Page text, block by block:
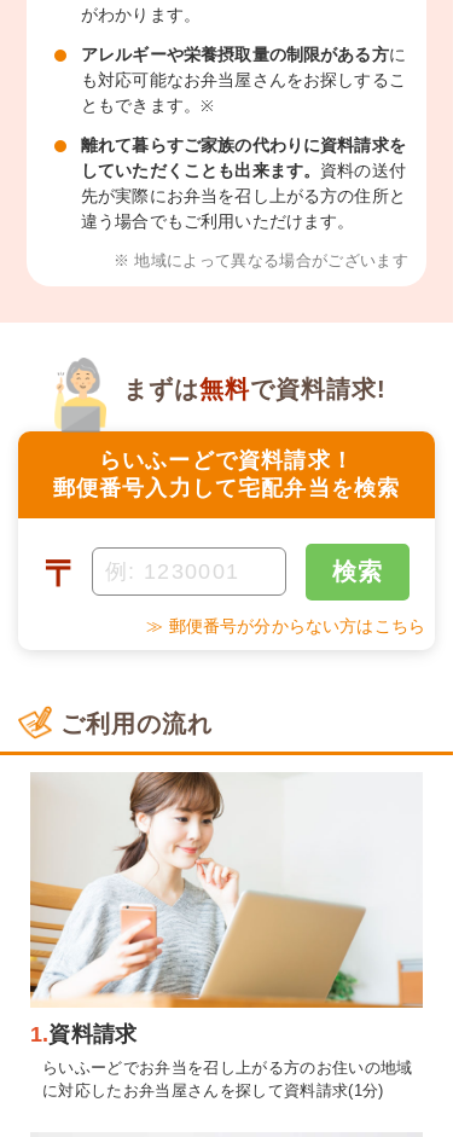
がわかります。
アレルギーや栄養摂取量の制限がある方に
も対応可能なお弁当屋さんをお探しするこ
ともできます。※
離れて暮らすご家族の代わりに資料請求を
していただくことも出来ます。 資料の送付
先が実際にお弁当を召し上がる方の住所と
違う場合でもご利用いただけます。
※ 地域によって異なる場合がございます
らいふーどで資料請求！
郵便番号入力して宅配弁当を検索
まずは無料で資料請求!
〒 検索
≫ 郵便番号が分からない方はこちら
ご利用の流れ
1.資料請求
らいふーどでお弁当を召し上がる方のお住いの地域
に対応したお弁当屋さんを探して資料請求(1分)